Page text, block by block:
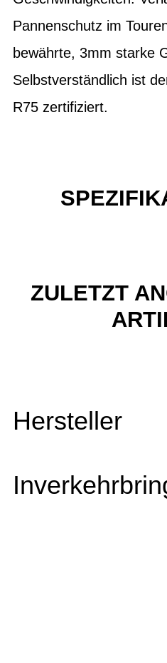
Pannenschutz im
bewährte, 3mm starke
Selbstverständlich ist
R75 zertifiziert.
ZULETZT
Hersteller